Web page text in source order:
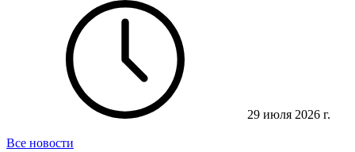
29 июля 2026 г.
Все новости